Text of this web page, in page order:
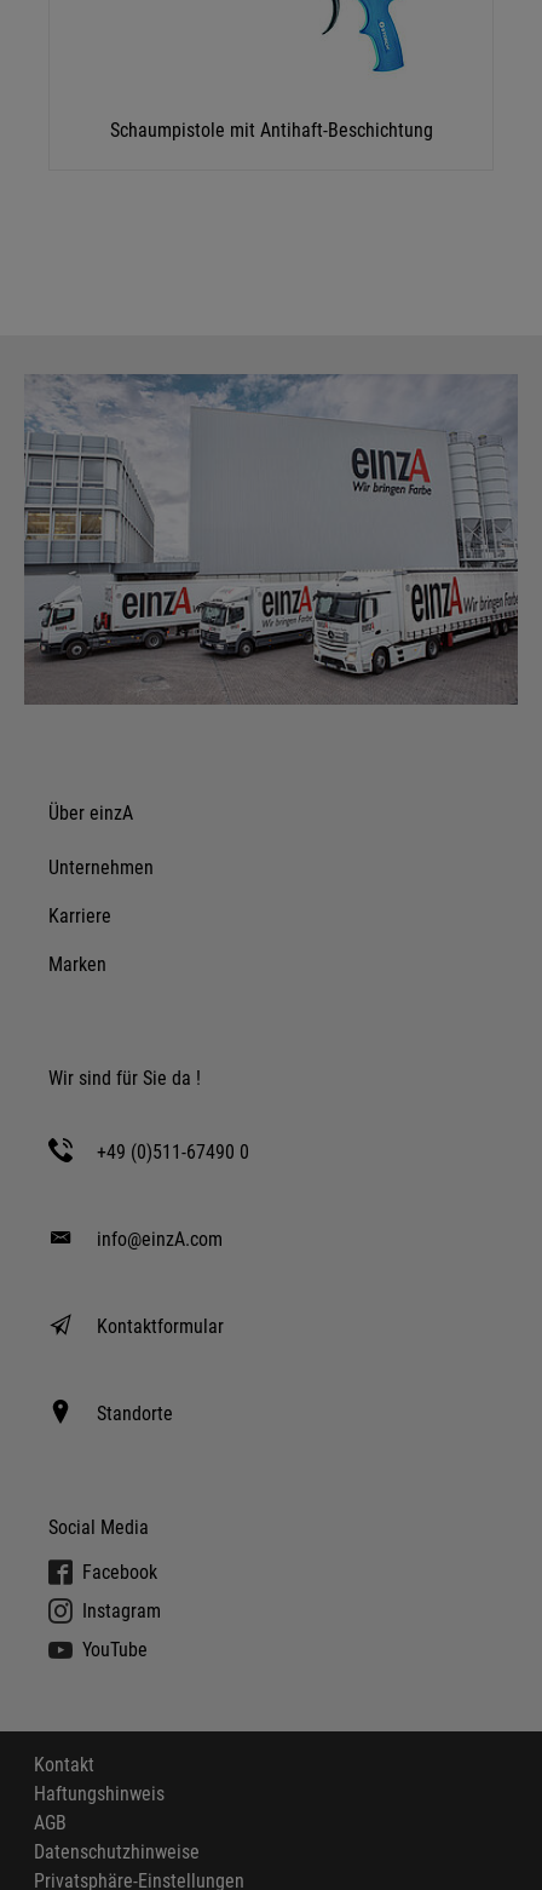
Schaumpistole mit Antihaft-Beschichtung
Über einzA
Unternehmen
Karriere
Marken
Wir sind für Sie da !
+49 (0)511-67490 0
info@einzA.com
Kontaktformular
Standorte
Social Media
Facebook
Instagram
YouTube
Kontakt
Haftungshinweis
AGB
Datenschutzhinweise
Privatsphäre-Einstellungen